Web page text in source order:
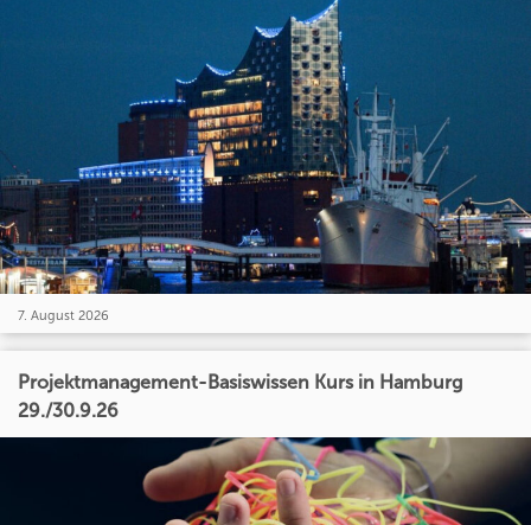
7. August 2026
Projektmanagement-Basiswissen Kurs in Hamburg
29./30.9.26